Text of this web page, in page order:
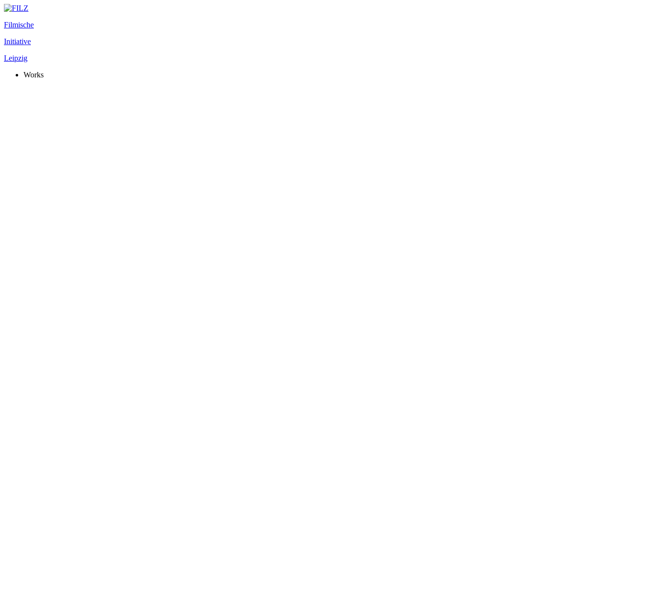
Filmische
Initiative
Leipzig
Works